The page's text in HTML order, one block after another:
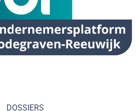
DOSSIERS